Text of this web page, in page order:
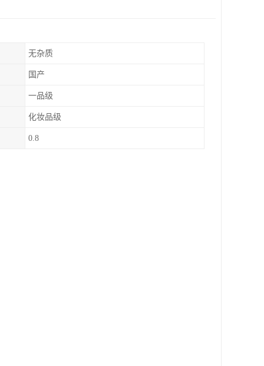
无杂质
国产
一品级
化妆品级
0.8